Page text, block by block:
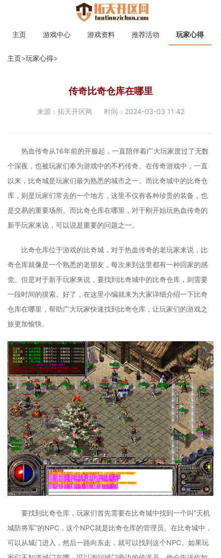
主页 游戏中心 游戏资料 推荐活动 玩家心得
主页>玩家心得>
传奇比奇仓库在哪里
来源：拓天开区网 时间：2024-03-03 11:42
热血传奇从16年前的开服起，一直陪伴着广大玩家度过了无数
个深夜，也被玩家们奉为游戏中的不朽传奇。在传奇游戏中，一直
以来，比奇城是玩家们最为熟悉的城市之一。而比奇城中的比奇仓
库，则是玩家们常去的一个地方，这里不仅有各种珍贵的装备，也
是交易的重要场所。而比奇仓库在哪里，对于刚开始玩热血传奇的
新手玩家来说，可以说是重要的问题之一。
比奇仓库位于游戏的比奇城，对于热血传奇的老玩家来说，比
奇仓库就像是一个熟悉的老朋友，每次来到这里都有一种回家的感
觉。但是对于新手玩家来说，要找到比奇城中的比奇仓库，则需要
一段时间的摸索。好了，在这里小编就来为大家详细介绍一下比奇
仓库在哪里，帮助广大玩家快速找到比奇仓库，让玩家们的游戏之
旅更加愉快。
要找到比奇仓库，玩家们首先需要在比奇城中找到一个叫“天机
城防将军”的NPC，这个NPC就是比奇仓库的管理员。在比奇城中，
可以从城门进入，然后一路向东走，就可以找到这个NPC。如果玩